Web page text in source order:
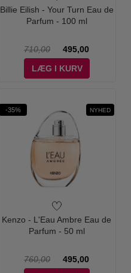
Billie Eilish - Your Turn Eau de
Parfum - 100 ml
710,00
495,00
LÆG I KURV
-35% NYHED
Kenzo - L'Eau Ambre Eau de
Parfum - 50 ml
760,00
495,00